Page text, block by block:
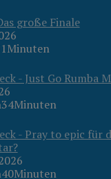
große Finale
- Just Go Rumba
- Pray to epic für